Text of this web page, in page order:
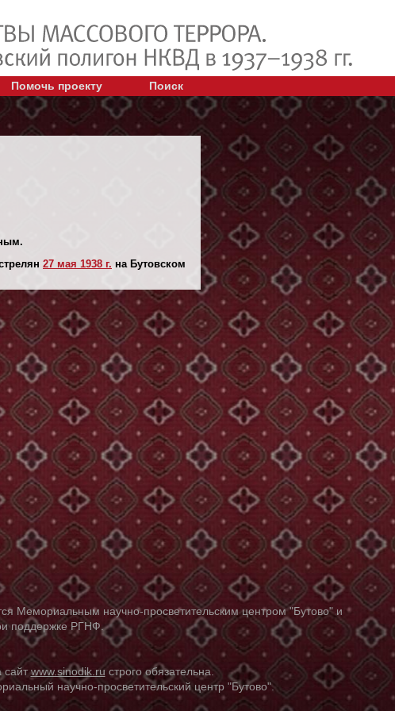
Помочь проекту Поиск
27 мая 1938 г. на Бутовском
научно-просветительским центром "Бутово" и
поддержке РГНФ.
сайтwww.sinodik.ru строго обязательна.
научно-просветительский центр "Бутово".